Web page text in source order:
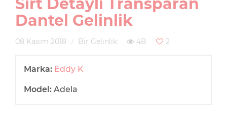
Sırt Detaylı Transparan
Dantel Gelinlik
08 Kasım 2018 Bir Gelinlik 4B 2
Marka: Eddy K
Model: Adela